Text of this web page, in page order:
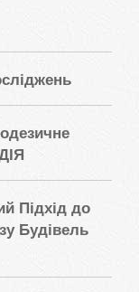
Підхід до
Будівель